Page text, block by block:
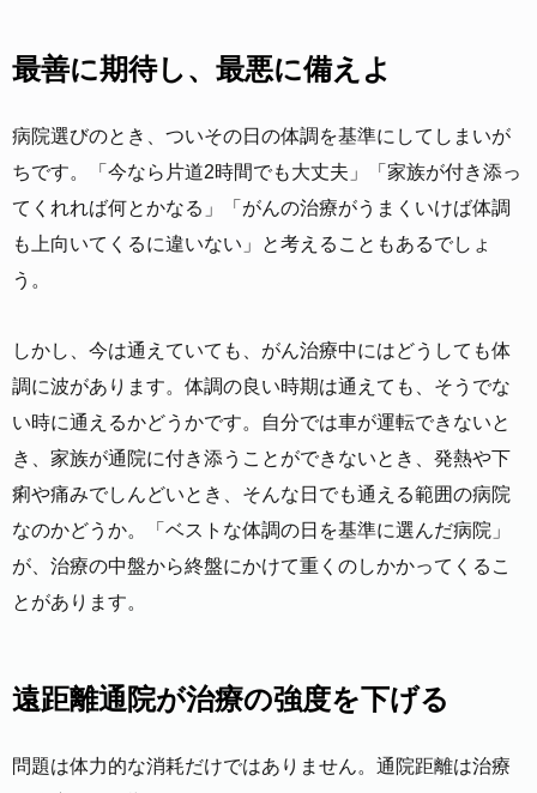
最善に期待し、最悪に備えよ
病院選びのとき、ついその日の体調を基準にしてしまいが
ちです。「今なら片道2時間でも大丈夫」「家族が付き添っ
てくれれば何とかなる」「がんの治療がうまくいけば体調
も上向いてくるに違いない」と考えることもあるでしょ
う。
しかし、今は通えていても、がん治療中にはどうしても体
調に波があります。体調の良い時期は通えても、そうでな
い時に通えるかどうかです。自分では車が運転できないと
き、家族が通院に付き添うことができないとき、発熱や下
痢や痛みでしんどいとき、そんな日でも通える範囲の病院
なのかどうか。「ベストな体調の日を基準に選んだ病院」
が、治療の中盤から終盤にかけて重くのしかかってくるこ
とがあります。
遠距離通院が治療の強度を下げる
問題は体力的な消耗だけではありません。通院距離は治療